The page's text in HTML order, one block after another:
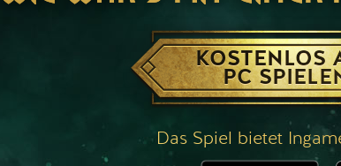
KOSTENLOS
PC
Das Spiel bietet